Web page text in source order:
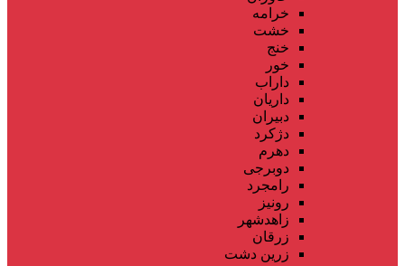
خرامه
خشت
خنج
خور
داراب
داریان
دبیران
دژکرد
دهرم
دوبرجی
رامجرد
رونیز
زاهدشهر
زرقان
زرین دشت